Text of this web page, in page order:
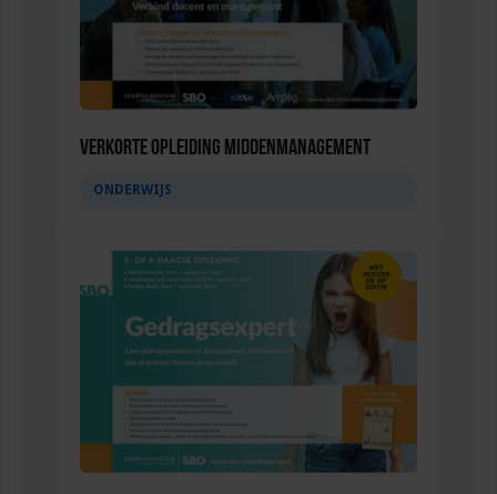
Verkorte opleiding Middenmanagement
ONDERWIJS